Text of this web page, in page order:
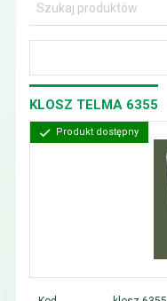
KLOSZ TELMA 6355
Produkt dostępny